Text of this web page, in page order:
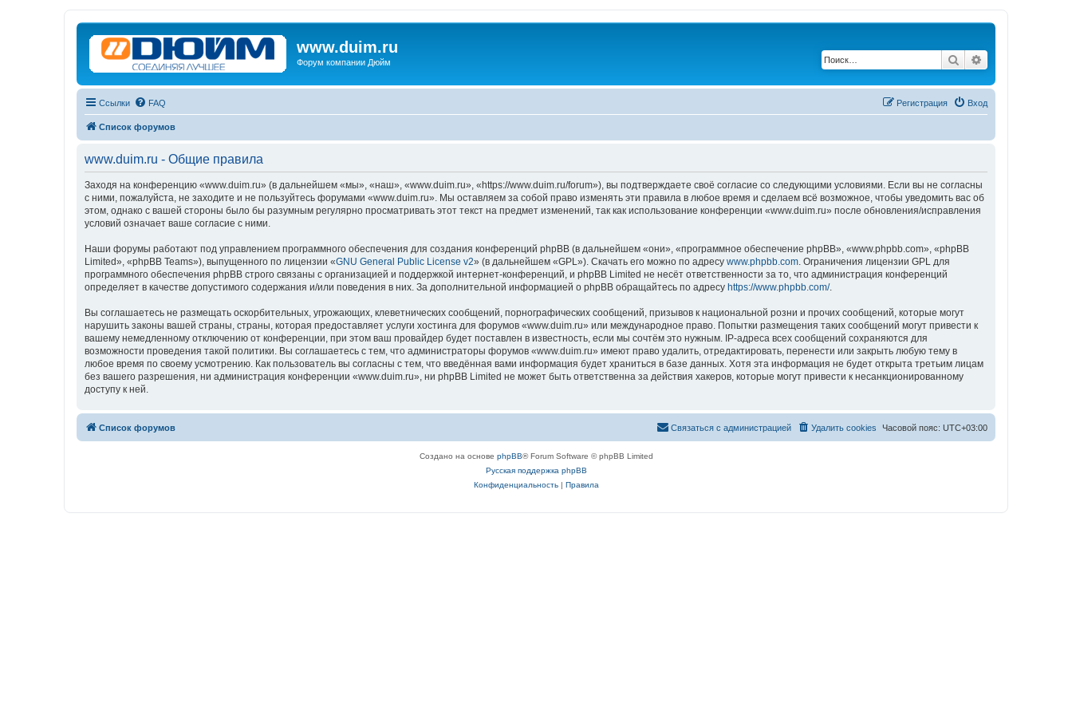
www.duim.ru
Форум компании Дюйм Поиск
Ссылки FAQ Вход
Регистрация
Список форумов
www.duim.ru - Общие правила
Заходя на конференцию «www.duim.ru» (в дальнейшем «мы», «наш», «www.duim.ru», «https://www.duim.ru/forum»), вы подтверждаете своё согласие со следующими условиями. Если вы не согласны
с ними, пожалуйста, не заходите и не пользуйтесь форумами «www.duim.ru». Мы оставляем за собой право изменять эти правила в любое время и сделаем всё возможное, чтобы уведомить вас об
этом, однако с вашей стороны было бы разумным регулярно просматривать этот текст на предмет изменений, так как использование конференции «www.duim.ru» после обновления/исправления
условий означает ваше согласие с ними.
Наши форумы работают под управлением программного обеспечения для создания конференций phpBB (в дальнейшем «они», «программное обеспечение phpBB», «www.phpbb.com», «phpBB
Limited», «phpBB Teams»), выпущенного по лицензии «GNU General Public License v2» (в дальнейшем «GPL»). Скачать его можно по адресу www.phpbb.com . Ограничения лицензии GPL для
программного обеспечения phpBB строго связаны с организацией и поддержкой интернет-конференций, и phpBB Limited не несёт ответственности за то, что администрация конференций
определяет в качестве допустимого содержания и/или поведения в них. За дополнительной информацией о phpBB обращайтесь по адресу https://www.phpbb.com/.
Вы соглашаетесь не размещать оскорбительных, угрожающих, клеветнических сообщений, порнографических сообщений, призывов к национальной розни и прочих сообщений, которые могут
нарушить законы вашей страны, страны, которая предоставляет услуги хостинга для форумов «www.duim.ru» или международное право. Попытки размещения таких сообщений могут привести к
вашему немедленному отключению от конференции, при этом ваш провайдер будет поставлен в известность, если мы сочтём это нужным. IP-адреса всех сообщений сохраняются для
возможности проведения такой политики. Вы соглашаетесь с тем, что администраторы форумов «www.duim.ru» имеют право удалить, отредактировать, перенести или закрыть любую тему в
любое время по своему усмотрению. Как пользователь вы согласны с тем, что введённая вами информация будет храниться в базе данных. Хотя эта информация не будет открыта третьим лицам
без вашего разрешения, ни администрация конференции «www.duim.ru», ни phpBB Limited не может быть ответственна за действия хакеров, которые могут привести к несанкционированному
доступу к ней.
Список форумов Часовой пояс: UTC+03:00
Удалить cookies
Связаться с администрацией
Создано на основе phpBB® Forum Software © phpBB Limited
Русская поддержка phpBB
Конфиденциальность| Правила